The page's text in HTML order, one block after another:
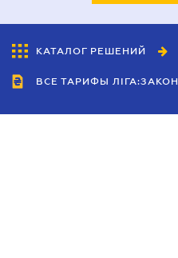
КАТАЛОГ РЕШЕНИЙ
ВСЕ ТАРИФЫ ЛІГА:ЗАКОН